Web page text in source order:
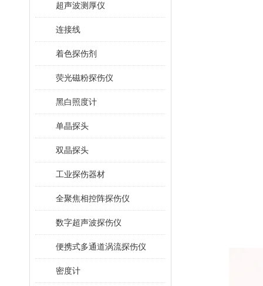
超声波测厚仪
连接线
着色探伤剂
荧光磁粉探伤仪
黑白照度计
单晶探头
双晶探头
工业探伤器材
全聚焦相控阵探伤仪
数字超声波探伤仪
便携式多通道涡流探伤仪
密度计